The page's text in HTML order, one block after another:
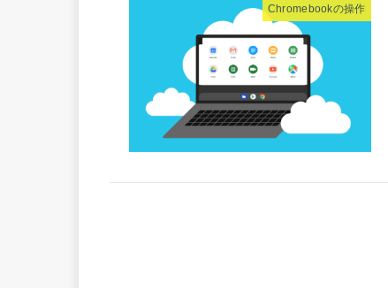
Chromebookの操作